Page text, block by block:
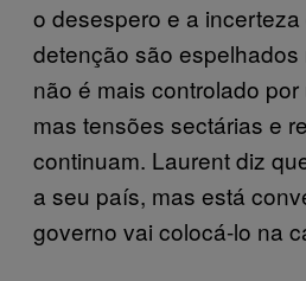
o desespero e a
detenção são
não é mais controlado por
mas tensões sectárias e
continuam. Laurent diz
a seu país, mas está
governo vai colocá-lo na